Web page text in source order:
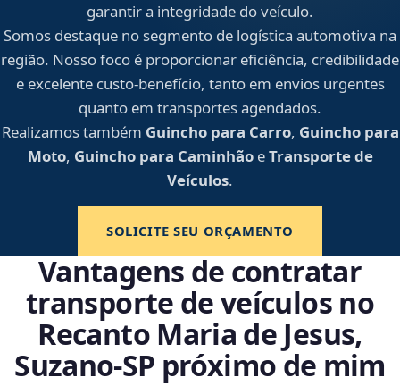
garantir a integridade do veículo.
Somos destaque no segmento de logística automotiva na
região. Nosso foco é proporcionar eficiência, credibilidade
e excelente custo-benefício, tanto em envios urgentes
quanto em transportes agendados.
Realizamos também Guincho para Carro, Guincho para
Moto, Guincho para CaminhãoeTransporte de
Veículos.
SOLICITE SEU ORÇAMENTO
Vantagens de contratar
transporte de veículos no
Recanto Maria de Jesus,
Suzano‑SP próximo de mim